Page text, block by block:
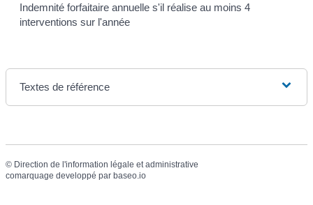
Indemnité forfaitaire annuelle s'il réalise au moins 4
interventions sur l'année
Textes de référence
© Direction de l'information légale et administrative
comarquage developpé par baseo.io